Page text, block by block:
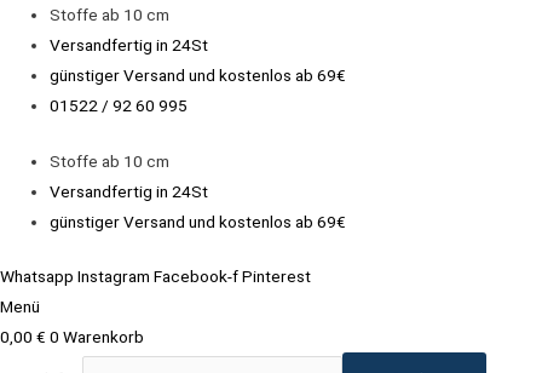
Inhalt
springen
Stoffe ab 10 cm
Versandfertig in 24St
günstiger Versand und kostenlos ab 69€
01522 / 92 60 995
Stoffe ab 10 cm
Versandfertig in 24St
günstiger Versand und kostenlos ab 69€
Whatsapp Instagram Facebook-fPinterest
Menü
0,00 € 0 Warenkorb